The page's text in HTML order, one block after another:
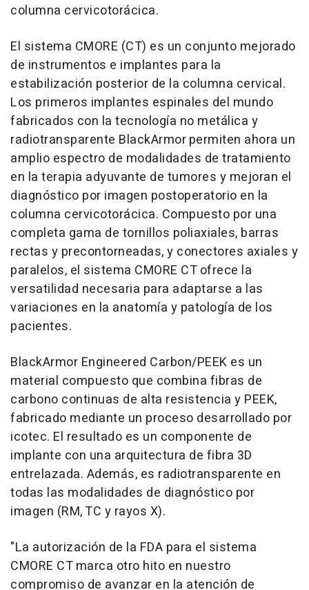
columna cervicotorácica.
El sistema CMORE (CT) es un conjunto mejorado
de instrumentos e implantes para la
estabilización posterior de la columna cervical.
Los primeros implantes espinales del mundo
fabricados con la tecnología no metálica y
radiotransparente BlackArmorpermiten ahora un
amplio espectro de modalidades de tratamiento
en la terapia adyuvante de tumores y mejoran el
diagnóstico por imagen postoperatorio en la
columna cervicotorácica. Compuesto por una
completa gama de tornillos poliaxiales, barras
rectas y precontorneadas, y conectores axiales y
paralelos, el sistema CMORE CT ofrece la
versatilidad necesaria para adaptarse a las
variaciones en la anatomía y patología de los
pacientes.
BlackArmor Engineered Carbon/PEEK es un
material compuesto que combina fibras de
carbono continuas de alta resistencia y PEEK,
fabricado mediante un proceso desarrollado por
icotec. El resultado es un componente de
implante con una arquitectura de fibra 3D
entrelazada. Además, es radiotransparente en
todas las modalidades de diagnóstico por
imagen (RM, TC y rayos X).
"La autorización de la FDA para el sistema
CMORE CT marca otro hito en nuestro
compromiso de avanzar en la atención de